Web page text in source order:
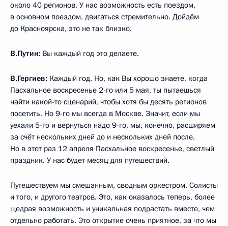
около 40 регионов. У нас возможность есть поездом,
в основном поездом, двигаться стремительно. Дойдём
до Красноярска, это не так близко.
В.Путин: Вы каждый год это делаете.
В.Гергиев: Каждый год. Но, как Вы хорошо знаете, когда
Пасхальное воскресенье 2-го или 5 мая, ты пытаешься
найти какой-то сценарий, чтобы хотя бы десять регионов
посетить. Но 9-го мы всегда в Москве. Значит, если мы
уехали 5-го и вернуться надо 9-го, мы, конечно, расширяем
за счёт нескольких дней до и нескольких дней после.
Но в этот раз 12 апреля Пасхальное воскресенье, светлый
праздник. У нас будет месяц для путешествий.
Путешествуем мы смешанным, сводным оркестром. Солисты
и того, и другого театров. Это, как оказалось теперь, более
щедрая возможность и уникальная подрастать вместе, чем
отдельно работать. Это открытие очень приятное, за что мы